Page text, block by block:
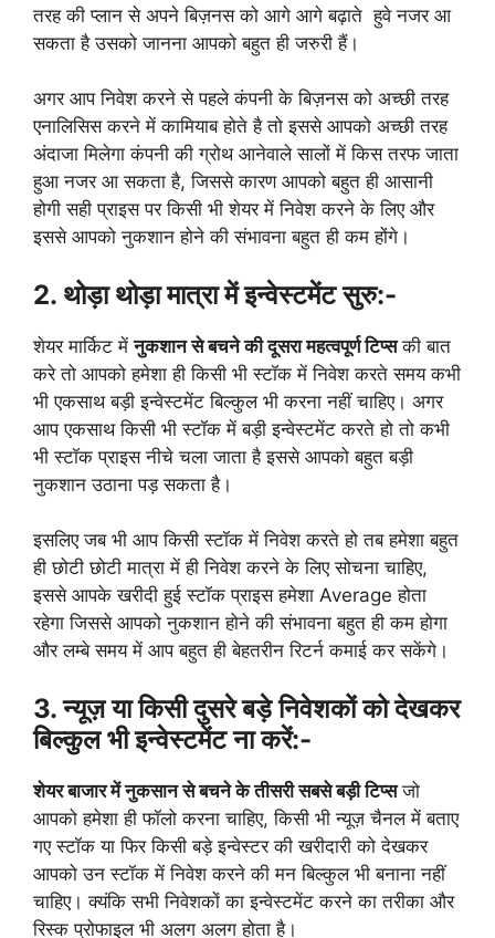
तरह की प्लान से अपने बिज़नस को आगे आगे बढ़ाते हुवे नजर आ
सकता है उसको जानना आपको बहुत ही जरुरी हैं।
अगर आप निवेश करने से पहले कंपनी के बिज़नस को अच्छी तरह
एनालिसिस करने में कामियाब होते है तो इससे आपको अच्छी तरह
अंदाजा मिलेगा कंपनी की ग्रोथ आनेवाले सालों में किस तरफ जाता
हुआ नजर आ सकता है, जिससे कारण आपको बहुत ही आसानी
होगी सही प्राइस पर किसी भी शेयर में निवेश करने के लिए और
इससे आपको नुकशान होने की संभावना बहुत ही कम होंगे।
2. थोड़ा थोड़ा मात्रा में इन्वेस्टमेंट सुरु:-
शेयर मार्किट मेंनुकशान से बचने की दूसरा महत्वपूर्ण टिप्सकी बात
करे तो आपको हमेशा ही किसी भी स्टॉक में निवेश करते समय कभी
भी एकसाथ बड़ी इन्वेस्टमेंट बिल्कुल भी करना नहीं चाहिए। अगर
आप एकसाथ किसी भी स्टॉक में बड़ी इन्वेस्टमेंट करते हो तो कभी
भी स्टॉक प्राइस नीचे चला जाता है इससे आपको बहुत बड़ी
नुकशान उठाना पड़ सकता है।
इसलिए जब भी आप किसी स्टॉक में निवेश करते हो तब हमेशा बहुत
ही छोटी छोटी मात्रा में ही निवेश करने के लिए सोचना चाहिए,
इससे आपके खरीदी हुई स्टॉक प्राइस हमेशा Average होता
रहेगा जिससे आपको नुकशान होने की संभावना बहुत ही कम होगा
और लम्बे समय में आप बहुत ही बेहतरीन रिटर्न कमाई कर सकेंगे।
3. न्यूज़ या किसी दुसरे बड़े निवेशकों को देखकर
बिल्कुल भी इन्वेस्टमेंट ना करें:-
शेयर बाजार में नुकसान से बचने के तीसरी सबसे बड़ी टिप्सजो
आपको हमेशा ही फॉलो करना चाहिए, किसी भी न्यूज़ चैनल में बताए
गए स्टॉक या फिर किसी बड़े इन्वेस्टर की खरीदारी को देखकर
आपको उन स्टॉक में निवेश करने की मन बिल्कुल भी बनाना नहीं
चाहिए। क्यंकि सभी निवेशकों का इन्वेस्टमेंट करने का तरीका और
रिस्क प्रोफाइल भी अलग अलग होता है।